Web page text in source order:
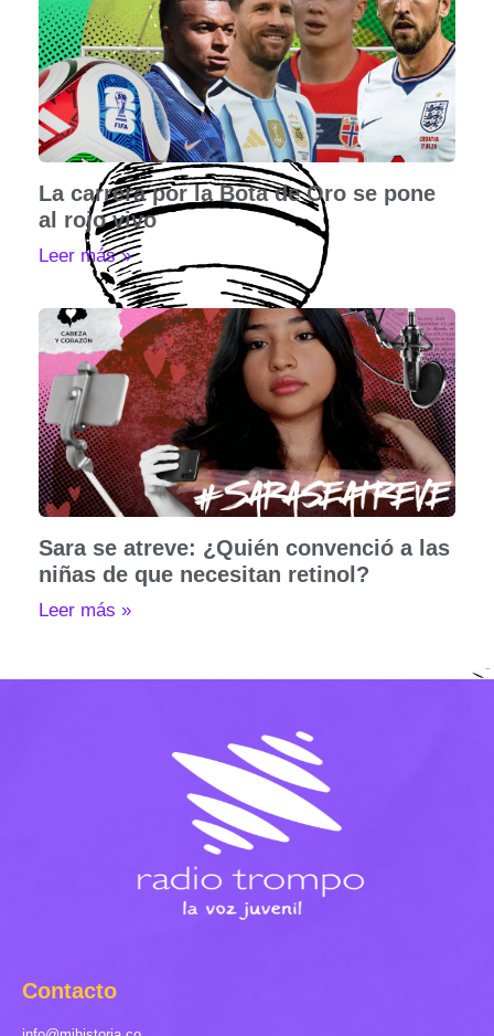
La carrera por la Bota de Oro se pone
al rojo vivo
Leer más »
Sara se atreve: ¿Quién convenció a las
niñas de que necesitan retinol?
Leer más »
Contacto